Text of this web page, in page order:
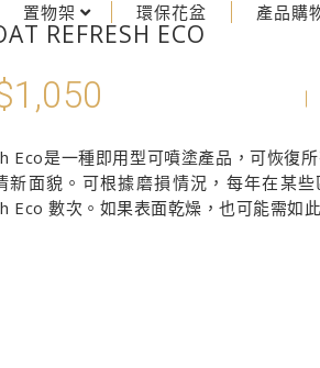
置物架 環保花盆 產品購
REFRESH ECO
1,050
圍：
NT$770
到
是一種即用型可噴塗產品，可恢復
新面貌。可根據磨損情況，每年在某些
數次。如果表面乾燥，也可能需如此